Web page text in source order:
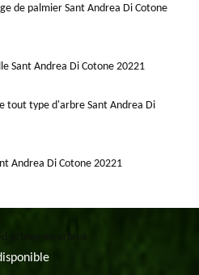
de palmier Sant Andrea Di Cotone
Sant Andrea Di Cotone 20221
tout type d'arbre Sant Andrea Di
Andrea Di Cotone 20221